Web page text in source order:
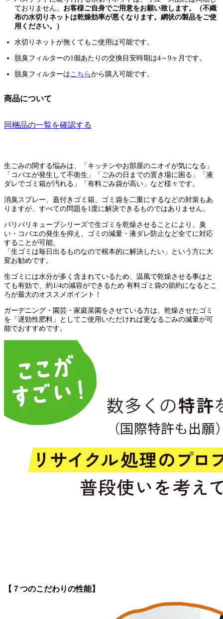
ておりません。 お客様ご自身でご用意をお願い致します。（不織
布の水切りネットは乾燥効率が悪くなります。網状の製品をご使
用ください。）
水切りネットが無くてもご使用は可能です。
脱臭フィルターの1個あたりの交換目安時期は4～9ヶ月です。
脱臭フィルターは こちらから購入可能です。
商品について
同梱品の一覧を確認する
生ごみの関する悩みは、「キッチンやお部屋のニオイが気になる」
「コバエが発生して不衛生」「ごみの日までの置き場に困る」「液
ダレでゴミ箱が汚れる」「有料ごみ袋が高い」など様々です。
消臭スプレー、蓋付きゴミ箱、ゴミ袋を二重にするなどの対策もあ
りますが、すべての問題を1度に解決できるものではありません。
パリパリキューブシリーズで生ゴミを乾燥させることにより、臭
い・コバエの発生を抑え、ゴミの減量・液ダレ防止など全てに対応
することが可能。
「生ゴミは毎日出るものなので根本的に解決したい」という方に大
変お勧めです。
生ゴミには水分が多く含まれているため、温風で乾燥させる事はと
ても有効で、約1/4の減容ができるため 有料ゴミ袋の節約になるとこ
ろが最大のオススメポイント！
ガーデニング・園芸・家庭菜園をさせている方は、乾燥させたゴミ
を「遅効性肥料」としてご使用いただければ更なるごみの減量が可
能でおすすめです。
【７つのこだわりの性能】